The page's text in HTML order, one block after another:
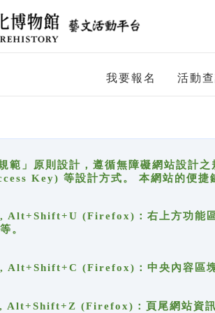
我要報名 活動
範」原則設計，遵循無障礙網站設計
Key) 等設計方式。 本網站的便捷
(Firefox)：右上方功能區
。
(Firefox)：中央內容區塊
(Firefox)：頁尾網站資訊